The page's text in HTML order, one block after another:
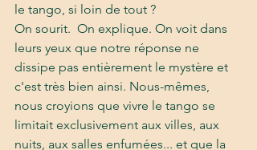
le tango, si loin de tout ?
On sourit.  On explique. On voit dans
leurs yeux que notre réponse ne
dissipe pas entièrement le mystère et
c'est très bien ainsi. Nous-mêmes,
nous croyions que vivre le tango se
limitait exclusivement aux villes, aux
nuits, aux salles enfumées... et que la